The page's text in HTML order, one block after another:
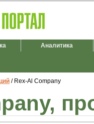
Аналитика
/ Rex-Al Company